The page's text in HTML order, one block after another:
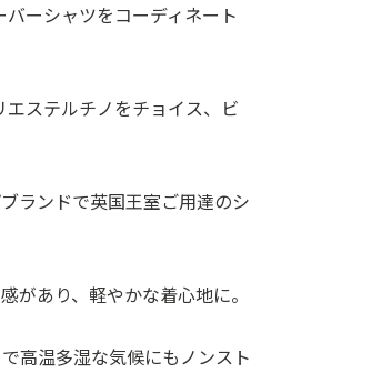
ーシャツをコーディネート
ステルチノをチョイス、ビ
ランドで英国王室ご用達のシ
があり、軽やかな着心地に。
高温多湿な気候にもノンスト